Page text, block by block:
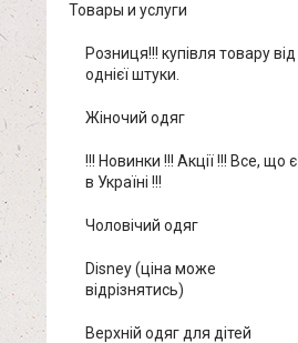
Товары и услуги
Розниця!!! купівля товару від
однієї штуки.
Жіночий одяг
!!! Новинки !!! Акції !!! Все, що є
в Україні !!!
Чоловічий одяг
Disney (ціна може
відрізнятись)
Верхній одяг для дітей